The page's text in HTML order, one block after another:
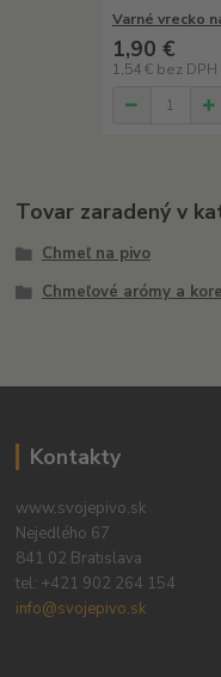
Varné vrecko
1,90 €
1,54 € bez DPH
Tovar zaradený v
Chmeľ na pivo
Chmeľové arómy a
Kontakty
www.svojepivo.sk
Nejedlého 67
841 02 Bratislava
tel: +421 902 264 154
info@svojepivo.sk